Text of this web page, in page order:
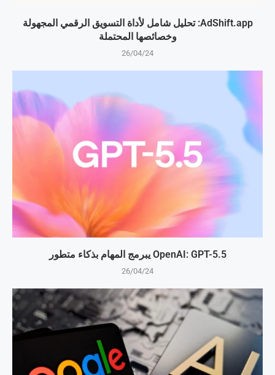
AdShift.app: تحليل شامل لأداة التسويق الرقمي المجهولة
وخصائصها المحتملة
26/04/24
OpenAI: GPT-5.5 يبرمج المهام بذكاء متطور
26/04/24